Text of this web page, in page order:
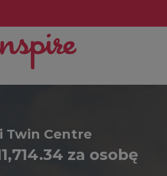
Twin Centre
za osobę